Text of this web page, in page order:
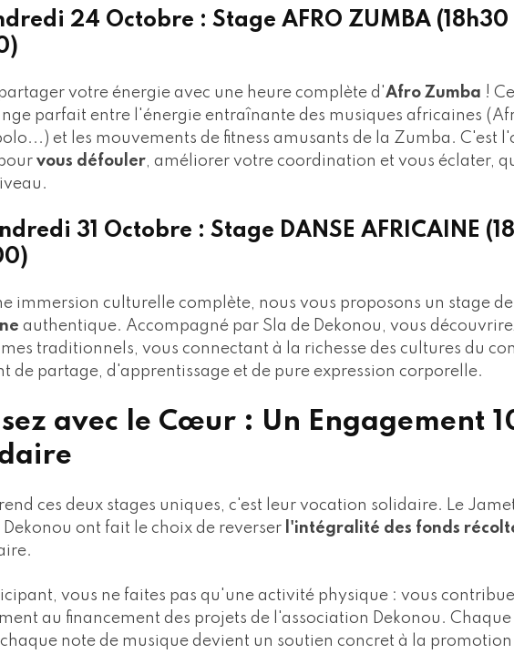
24 Octobre : Stage AFRO ZUMBA (18h30
votre énergie avec une heure complète d'Afro Zumba !
parfait entre l'énergie entraînante des musiques africaines
et les mouvements de fitness amusants de la Zumba. C'est
vous défouler, améliorer votre coordination et vous éclater,
31 Octobre : Stage DANSE AFRICAINE
immersion culturelle complète, nous vous proposons un stage de
authentique. Accompagné par Sla de Dekonou, vous
traditionnels, vous connectant à la richesse des cultures du
de partage, d'apprentissage et de pure expression corporelle.
avec le Cœur : Un Engagement
ces deux stages uniques, c'est leur vocation solidaire. Le
Dekonou ont fait le choix de reverser l'intégralité des fonds
vous ne faites pas qu'une activité physique : vous
au financement des projets de l'association Dekonou. Chaque
note de musique devient un soutien concret à la